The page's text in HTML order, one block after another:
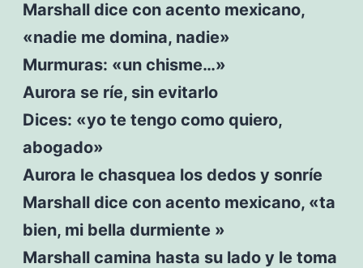
Marshall dice con acento mexicano,
«nadie me domina, nadie»
Murmuras: «un chisme…»
Aurora se ríe, sin evitarlo
Dices: «yo te tengo como quiero,
abogado»
Aurora le chasquea los dedos y sonríe
Marshall dice con acento mexicano, «ta
bien, mi bella durmiente »
Marshall camina hasta su lado y le toma